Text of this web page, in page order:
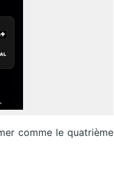
comme le quatrième